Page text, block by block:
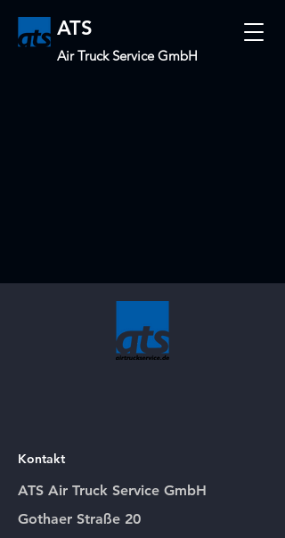
ATS
Air Truck Service GmbH
Kontakt
ATS Air Truck Service GmbH
Gothaer Straße 20